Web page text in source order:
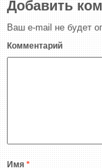
Добавить
Ваш e-mail не будет
Комментарий
Имя *